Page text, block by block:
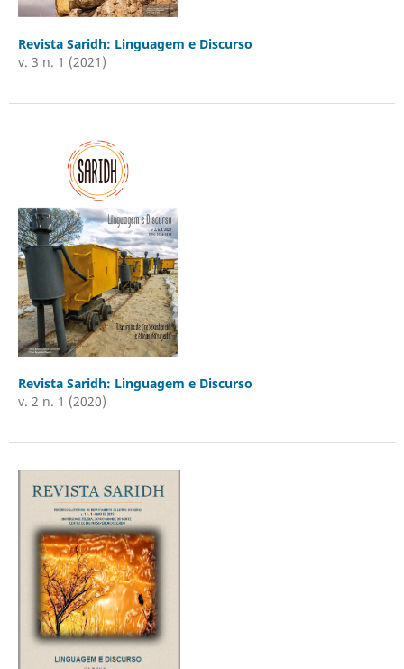
Revista Saridh: Linguagem e Discurso
v. 3 n. 1 (2021)
Revista Saridh: Linguagem e Discurso
v. 2 n. 1 (2020)